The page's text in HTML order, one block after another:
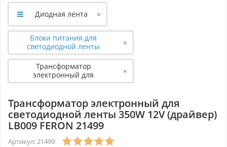
Диодная лента ×
Блоки питания для
светодиодной ленты
×
Трансформатор
электронный для
светодиодной ленты 350W
21499
×
Трансформатор электронный для
светодиодной ленты 350W 12V (драйвер)
LB009 FERON 21499
Артикул: 21499